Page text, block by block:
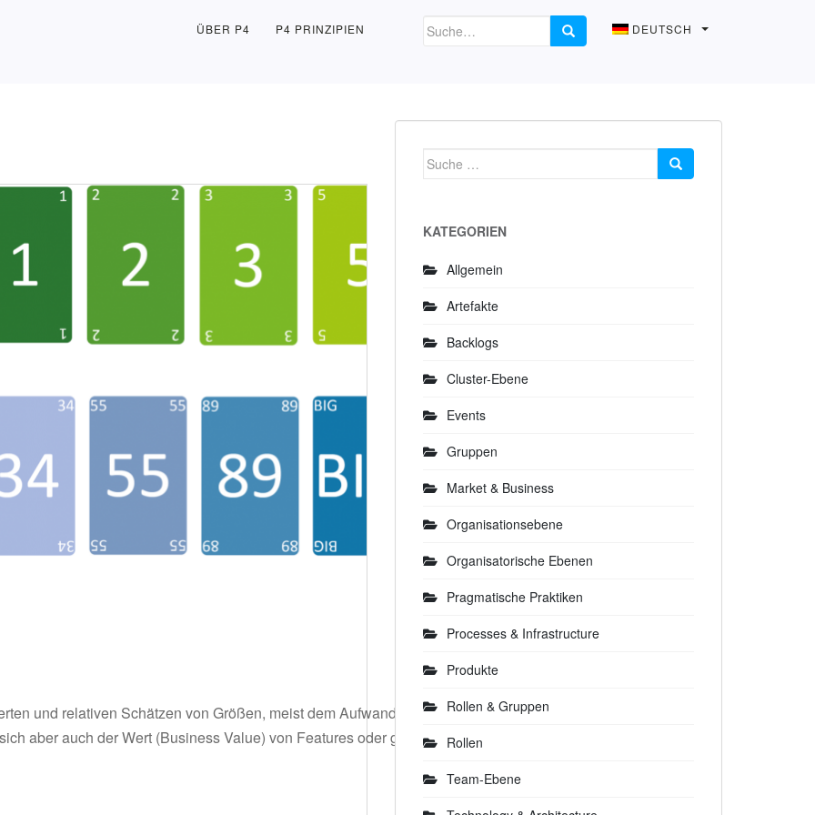
ÜBER P4 P4 PRINZIPIEN DEUTSCH
und relativen Schätzen von Größen, meist dem Aufwand oder der Komplexität von Backlog-Elementen in
aber auch der Wert (Business Value) von Features oder ganzen Produkten schätzen.
Suche
KATEGORIEN
Allgemein
Artefakte
Backlogs
Cluster-Ebene
Events
Gruppen
Market & Business
Organisationsebene
Organisatorische Ebenen
Pragmatische Praktiken
Processes & Infrastructure
Produkte
Rollen & Gruppen
Rollen
Team-Ebene